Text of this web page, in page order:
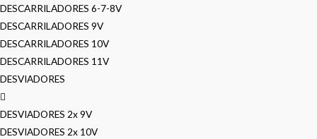
DESCARRILADORES 6-7-8V
DESCARRILADORES 9V
DESCARRILADORES 10V
DESCARRILADORES 11V
DESVIADORES
DESVIADORES 2x 9V
DESVIADORES 2x 10V